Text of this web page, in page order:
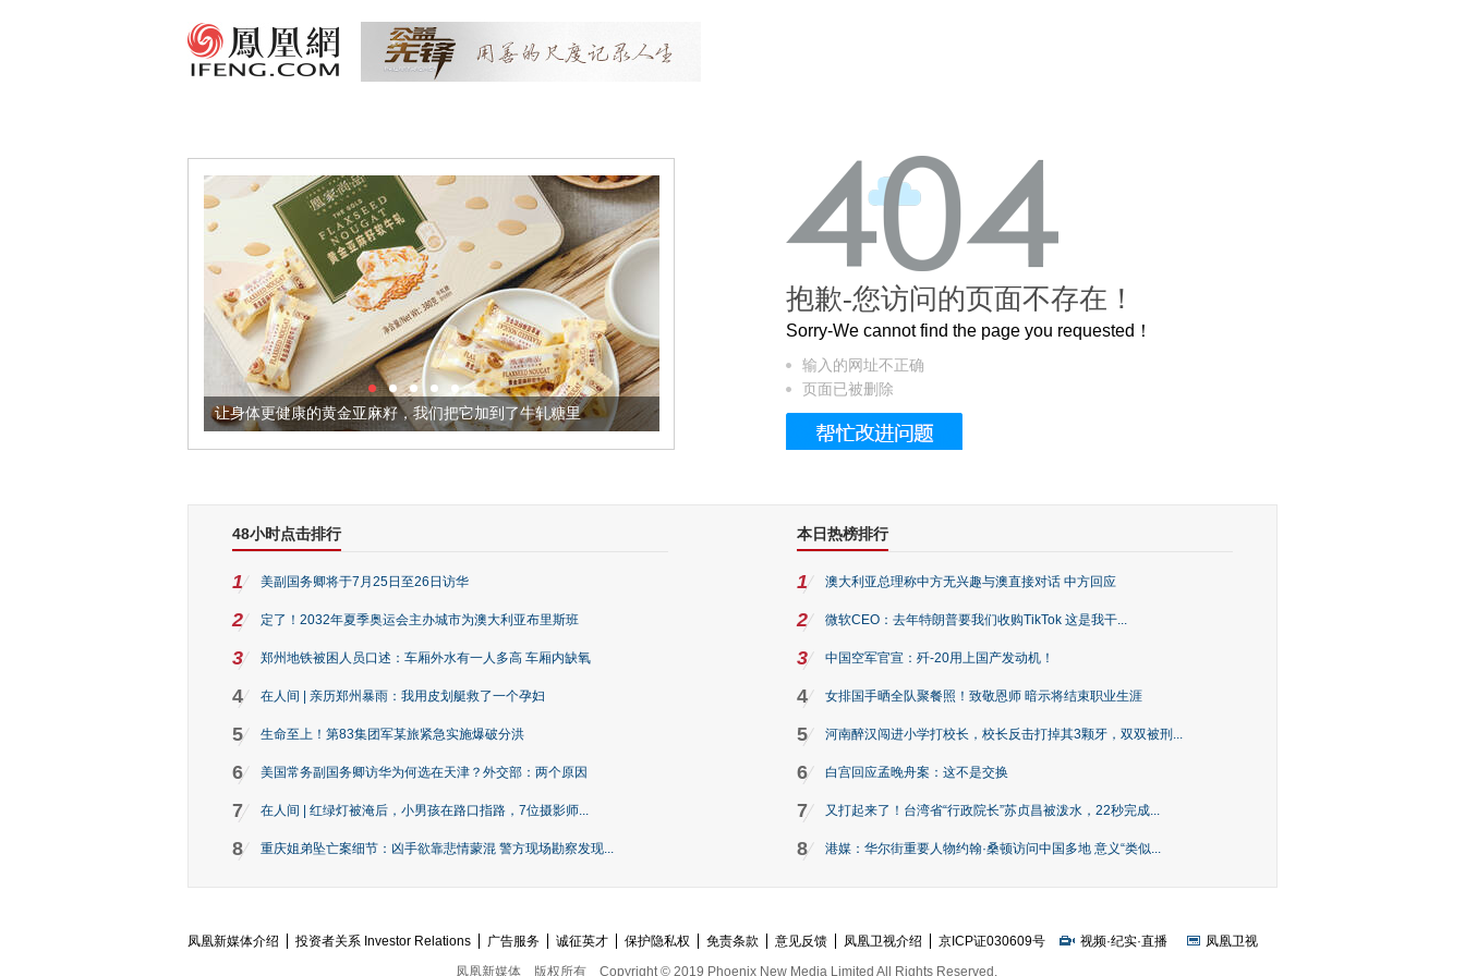
让身体更健康的黄金亚麻籽，我们把它加到了牛轧糖里 被列入佛家七宝的它到底有多美？
抱歉-您访问的页面不存在！
Sorry-We cannot find the page you requested！
输入的网址不正确
页面已被删除
48小时点击排行
1 美副国务卿将于7月25日至26日访华
2 定了！2032年夏季奥运会主办城市为澳大利亚布里斯班
3 郑州地铁被困人员口述：车厢外水有一人多高 车厢内缺氧
4 在人间 | 亲历郑州暴雨：我用皮划艇救了一个孕妇
5 生命至上！第83集团军某旅紧急实施爆破分洪
6 美国常务副国务卿访华为何选在天津？外交部：两个原因
7 在人间 | 红绿灯被淹后，小男孩在路口指路，7位摄影师...
8 重庆姐弟坠亡案细节：凶手欲靠悲情蒙混 警方现场勘察发现...
本日热榜排行
1 澳大利亚总理称中方无兴趣与澳直接对话 中方回应
2 微软CEO：去年特朗普要我们收购TikTok 这是我干...
3 中国空军官宣：歼-20用上国产发动机！
4 女排国手晒全队聚餐照！致敬恩师 暗示将结束职业生涯
5 河南醉汉闯进小学打校长，校长反击打掉其3颗牙，双双被刑...
6 白宫回应孟晚舟案：这不是交换
7 又打起来了！台湾省“行政院长”苏贞昌被泼水，22秒完成...
8 港媒：华尔街重要人物约翰·桑顿访问中国多地 意义“类似...
凤凰新媒体介绍 投资者关系 Investor Relations 广告服务 诚征英才 保护隐私权 免责条款 意见反馈 凤凰卫视介绍 京ICP证030609号 视频·纪实·直播
凤凰卫视
凤凰新媒体
版权所有 Copyright © 2019 Phoenix New Media Limited All Rights Reserved.